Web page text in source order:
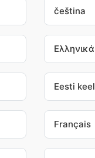
čeština
Ελληνικά
Eesti keel
Français